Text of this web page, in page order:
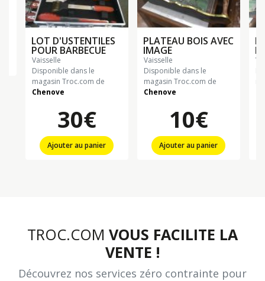
LOT D'USTENTILES
POUR BARBECUE
vaisselle
Disponible dans le
magasin Troc.com de
Chenove
30€
Ajouter au panier
PLATEAU BOIS AVEC
IMAGE
vaisselle
Disponible dans le
magasin Troc.com de
Chenove
10€
Ajouter au panier
TROC.COM VOUS FACILITE LA
VENTE !
Découvrez nos services zéro contrainte pour